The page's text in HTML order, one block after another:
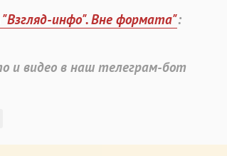
инфо". Вне формата":
и видео в наш телеграм-бот